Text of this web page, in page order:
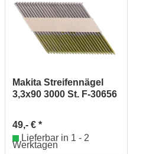
Makita Streifennägel
3,3x90 3000 St. F-30656
49,- € *
Lieferbar in 1 - 2
Werktagen